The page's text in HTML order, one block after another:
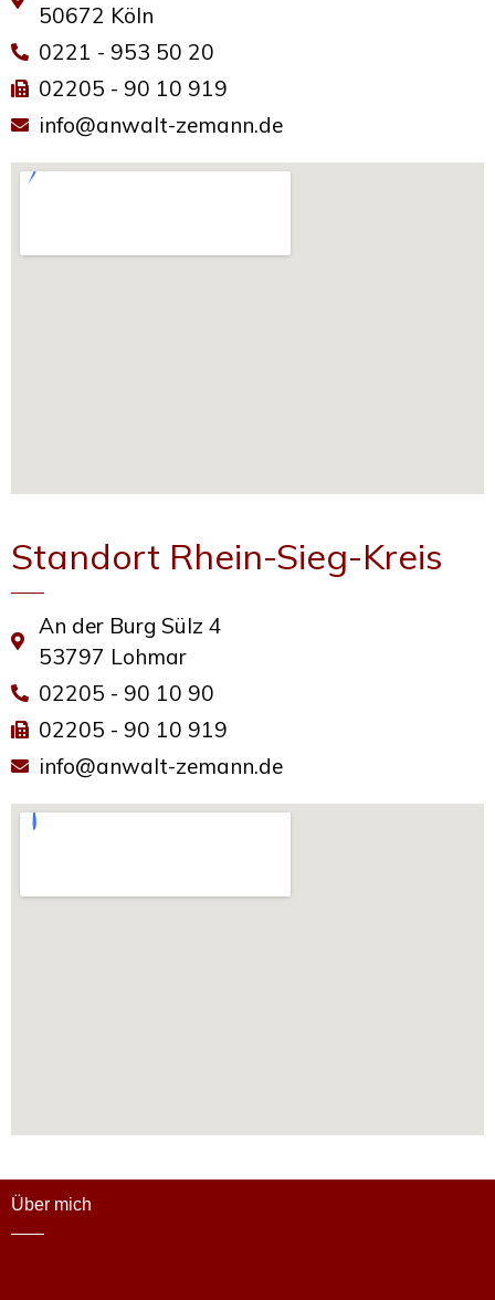
50672 Köln
0221 - 953 50 20
02205 - 90 10 919
info@anwalt-zemann.de
Standort Rhein-Sieg-Kreis
An der Burg Sülz 4
53797 Lohmar
02205 - 90 10 90
02205 - 90 10 919
info@anwalt-zemann.de
Über mich